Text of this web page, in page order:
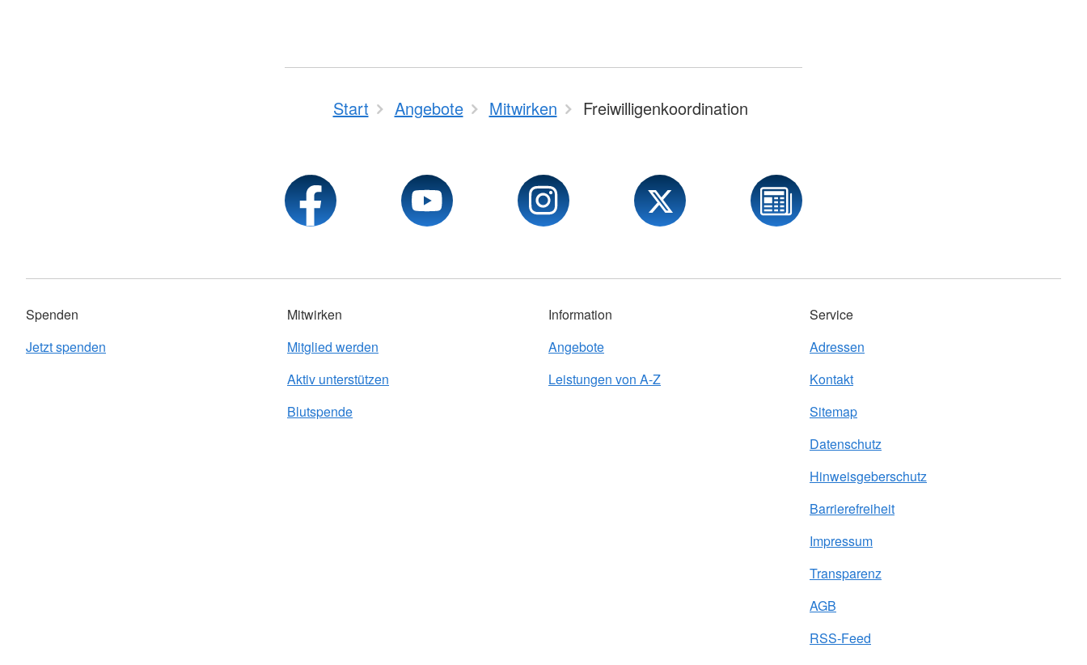
Start Angebote Mitwirken Freiwilligenkoordination
Spenden
Jetzt spenden
Mitwirken
Mitglied werden
Aktiv unterstützen
Blutspende
Information
Angebote
Leistungen von A-Z
Service
Adressen
Kontakt
Sitemap
Datenschutz
Hinweisgeberschutz
Barrierefreiheit
Impressum
Transparenz
AGB
RSS-Feed